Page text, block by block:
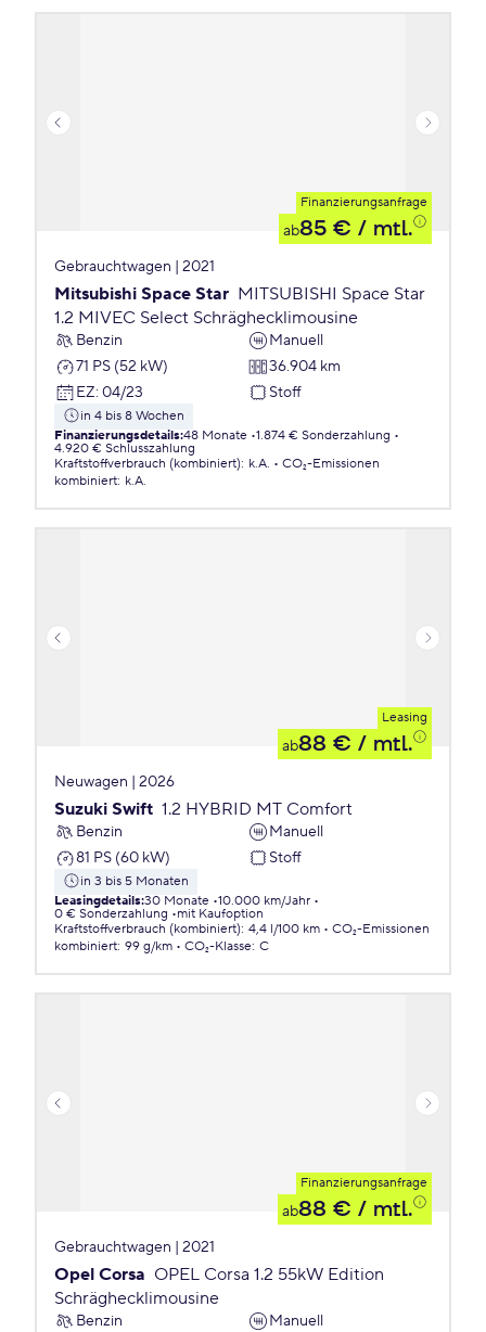
Finanzierungsanfrage
ab85 € / mtl.
Gebrauchtwagen | 2021
Mitsubishi Space Star MITSUBISHI Space Star
1.2 MIVEC Select Schräghecklimousine
Benzin
Manuell
71 PS (52 kW)
36.904 km
EZ: 04/23 Stoff
in 4 bis 8 Wochen
Finanzierungsdetails:48 Monate 1.874 € Sonderzahlung
4.920 € Schlusszahlung
Kraftstoffverbrauch (kombiniert): k.A.
CO₂-Emissionen
kombiniert: k.A.
Leasing
ab88 € / mtl.
Neuwagen | 2026
Suzuki Swift 1.2 HYBRID MT Comfort
Benzin
Manuell
81 PS (60 kW)
Stoff
in 3 bis 5 Monaten
Leasingdetails:30 Monate 10.000 km/Jahr
0 € Sonderzahlung
mit Kaufoption
Kraftstoffverbrauch (kombiniert): 4,4 l/100 km
CO₂-Emissionen
kombiniert: 99 g/km CO₂-Klasse: C
Finanzierungsanfrage
ab88 € / mtl.
Gebrauchtwagen | 2021
Opel Corsa OPEL Corsa 1.2 55kW Edition
Schräghecklimousine
Benzin
Manuell